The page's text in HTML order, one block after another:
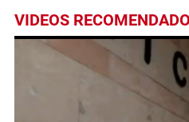
VIDEOS